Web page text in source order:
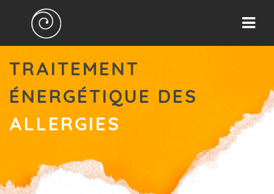
Fabien
Defaye
TRAITEMENT
ÉNERGÉTIQUE DES
ALLERGIES